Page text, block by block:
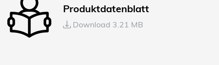
Produktdatenblatt
Download 3.21 MB